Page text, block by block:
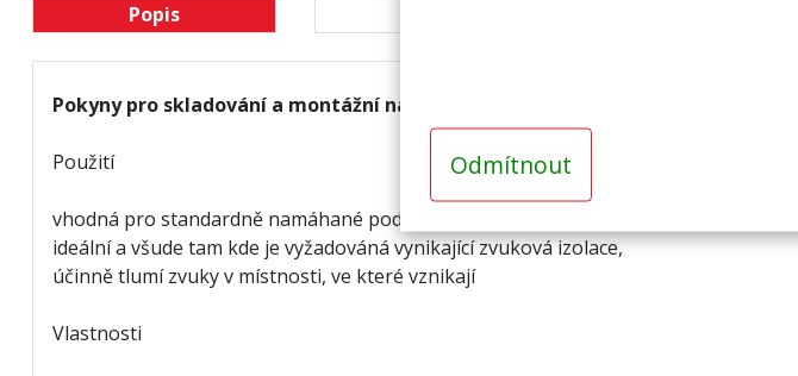
Odmítnout
Popis
Pokyny pro skladování a montážní návod najdete v záložce "KE STAŽENÍ"
Použití
vhodná pro standardně namáhané podlahy
ideální a všude tam kde je vyžadováná vynikající zvuková izolace,
účinně tlumí zvuky v místnosti, ve které vznikají
Vlastnosti